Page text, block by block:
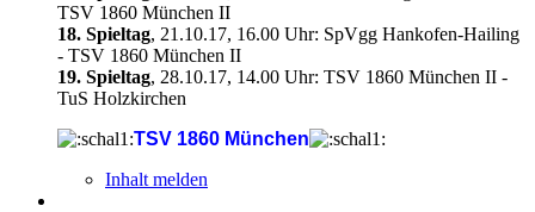
TSV 1860 München II
18. Spieltag, 21.10.17, 16.00 Uhr: SpVgg Hankofen-Hailing
- TSV 1860 München II
19. Spieltag, 28.10.17, 14.00 Uhr: TSV 1860 München II -
TuS Holzkirchen
TSV 1860 München
Inhalt melden